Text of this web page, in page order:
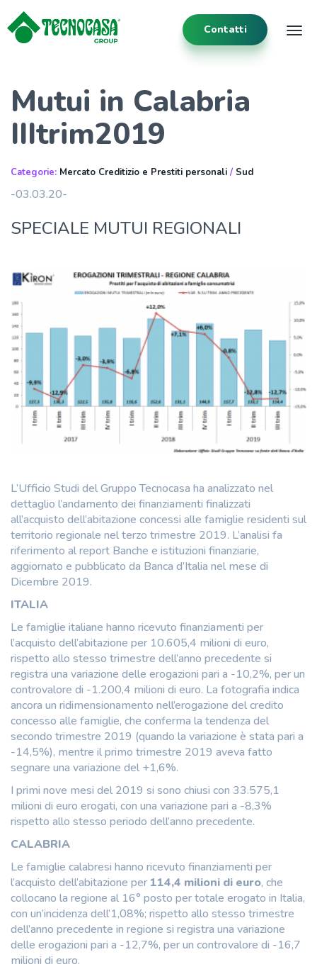
Contatti
Mutui in Calabria
IIItrim2019
Categorie: Mercato Creditizio e Prestiti personali / Sud
-03.03.20-
SPECIALE MUTUI REGIONALI
L’Ufficio Studi del Gruppo Tecnocasa ha analizzato nel
dettaglio l’andamento dei finanziamenti finalizzati
all’acquisto dell’abitazione concessi alle famiglie residenti sul
territorio regionale nel terzo trimestre 2019. L’analisi fa
riferimento al report Banche e istituzioni finanziarie,
aggiornato e pubblicato da Banca d’Italia nel mese di
Dicembre 2019.
ITALIA
Le famiglie italiane hanno ricevuto finanziamenti per
l’acquisto dell’abitazione per 10.605,4 milioni di euro,
rispetto allo stesso trimestre dell’anno precedente si
registra una variazione delle erogazioni pari a -10,2%, per un
controvalore di -1.200,4 milioni di euro. La fotografia indica
ancora un ridimensionamento nell’erogazione del credito
concesso alle famiglie, che conferma la tendenza del
secondo trimestre 2019 (quando la variazione è stata pari a
-14,5%), mentre il primo trimestre 2019 aveva fatto
segnare una variazione del +1,6%.
I primi nove mesi del 2019 si sono chiusi con 33.575,1
milioni di euro erogati, con una variazione pari a -8,3%
rispetto allo stesso periodo dell’anno precedente.
CALABRIA
Le famiglie calabresi hanno ricevuto finanziamenti per
l’acquisto dell’abitazione per 114,4 milioni di euro, che
collocano la regione al 16° posto per totale erogato in Italia,
con un’incidenza dell’1,08%; rispetto allo stesso trimestre
dell’anno precedente in regione si registra una variazione
delle erogazioni pari a -12,7%, per un controvalore di -16,7
milioni di euro.